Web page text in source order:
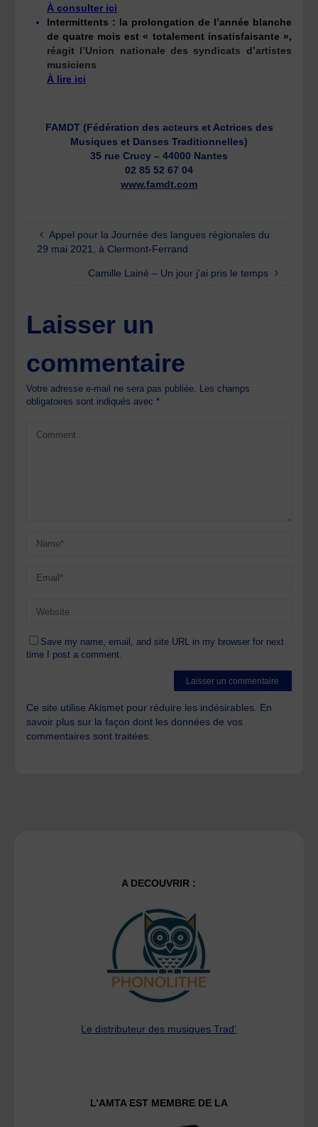
À consulter ici
Intermittents : la prolongation de l’année blanche
de quatre mois est « totalement insatisfaisante »,
réagit l’Union nationale des syndicats d’artistes
musiciens
À lire ici
FAMDT (Fédération des acteurs et Actrices des
Musiques et Danses Traditionnelles)
35 rue Crucy – 44000 Nantes
02 85 52 67 04
www.famdt.com
Appel pour la Journée des langues régionales du
29 mai 2021, à Clermont-Ferrand
Camille Lainé – Un jour j’ai pris le temps
Laisser un
commentaire
Votre adresse e-mail ne sera pas publiée. Les champs
obligatoires sont indiqués avec*
Save my name, email, and site URL in my browser for next
time I post a comment.
Ce site utilise Akismet pour réduire les indésirables. En
savoir plus sur la façon dont les données de vos
commentaires sont traitées
A DECOUVRIR :
Le distributeur des musiques Trad'
L’AMTA EST MEMBRE DE LA